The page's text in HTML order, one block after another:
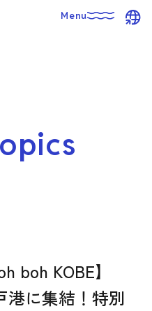
Menu
運航情報
船のご紹介
・ご予約
boh KOBE】
港に集結！特別